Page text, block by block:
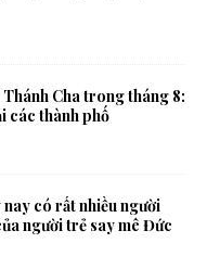
Cha trong tháng 8:
các thành phố
có rất nhiều người
người trẻ say mê Đức